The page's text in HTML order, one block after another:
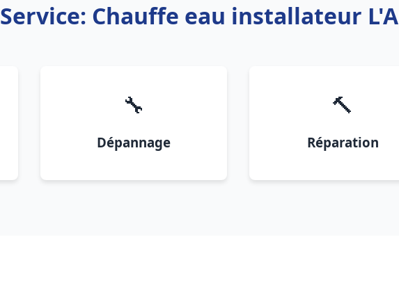
Service: Chauffe eau installateur
🔧
Dépannage
🔨
Réparation